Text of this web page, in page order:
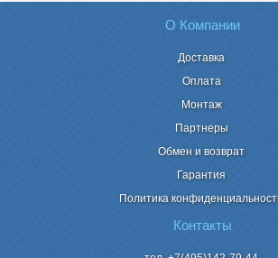
О Компании
Доставка
Оплата
Монтаж
Партнеры
Обмен и возврат
Гарантия
Политика
Контакты